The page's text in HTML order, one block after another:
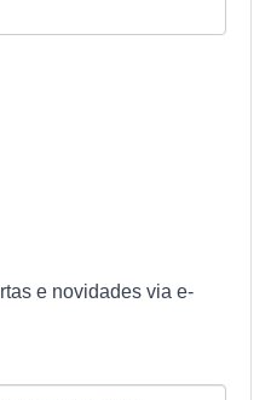
e novidades via e-